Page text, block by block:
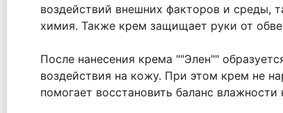
воздействий внешних факторов и среды,
химия. Также крем защищает руки от
После нанесения крема ""Элен""
воздействия на кожу. При этом крем не
помогает восстановить баланс